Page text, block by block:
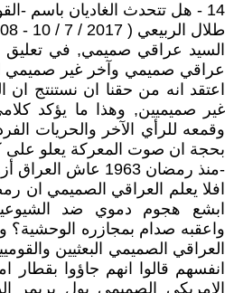
14 - هل تتحدث الغاديان باسم -القومجيين النفاخين؟-
طلال الربيعي ( 2017 / 7 / 10 - 18:08 )
عراقي صميمي وآخر غير صميمي
اعتقد انه من حقنا ان نستنتج ان
غير صميميين, وهذا ما يؤكد
وقمعه للرأي الآخر والحريات
بحجة ان صوت المعركة يعلو
-منذ رمضان 1963 عاش العراق أزهى أيامه-
ابشع هجوم دموي ضد
واعقبه صدام بمجازره الوحشية؟
العراقي الصميمي البعثيين
انفسهم قالوا انهم جاؤوا
الامريكي الصميمي بول بريمر